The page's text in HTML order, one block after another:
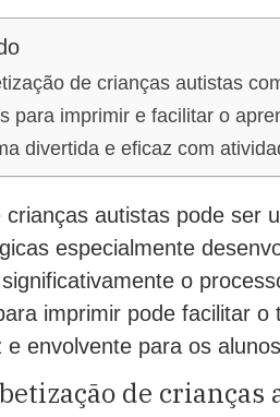
de crianças autistas
para imprimir e facilitar o
divertida e eficaz com
crianças autistas pode ser
especialmente
o
imprimir pode facilitar
e envolvente para os
de